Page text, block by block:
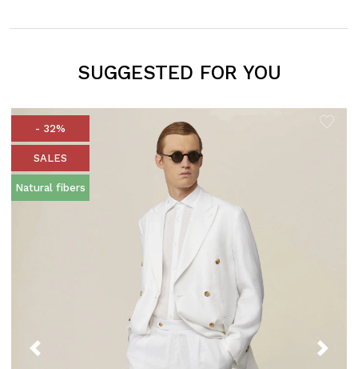
SUGGESTED FOR YOU
- 32%
SALES
Natural fibers